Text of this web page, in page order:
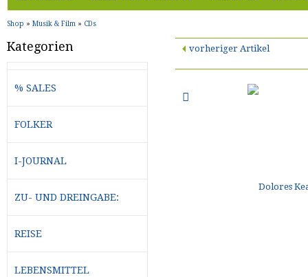
Shop » Musik & Film » CDs
vorheriger Artikel
Kategorien
% SALES
FOLKER
I-JOURNAL
ZU- UND DREINGABE:
REISE
LEBENSMITTEL